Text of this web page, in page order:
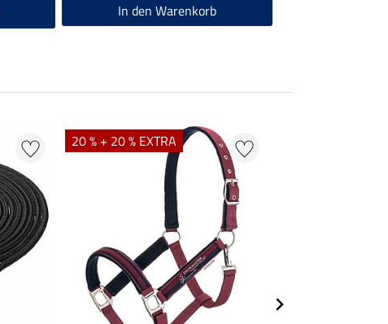
In den Warenkorb
20 % + 20 % EXTRA